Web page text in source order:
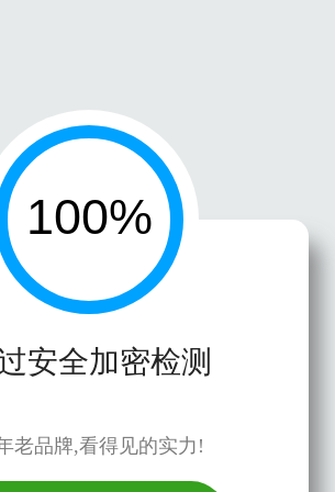
安全加密检测
老品牌,看得见的实力!